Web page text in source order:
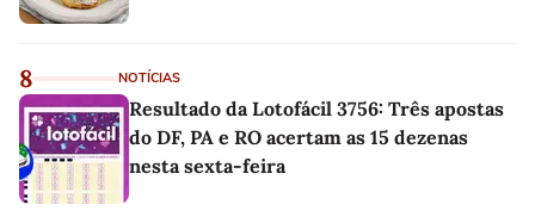
8 NOTÍCIAS
Resultado da Lotofácil 3756: Três apostas
do DF, PA e RO acertam as 15 dezenas
nesta sexta-feira